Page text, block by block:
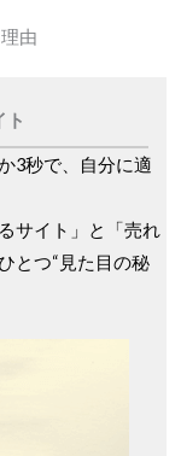
由
ト
3秒で、自分に適
サイト」と「売れ
とつ“見た目の秘